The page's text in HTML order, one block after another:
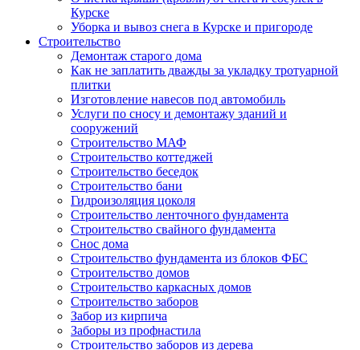
Курске
Уборка и вывоз снега в Курске и пригороде
Строительство
Демонтаж старого дома
Как не заплатить дважды за укладку тротуарной
плитки
Изготовление навесов под автомобиль
Услуги по сносу и демонтажу зданий и
сооружений
Строительство МАФ
Строительство коттеджей
Строительство беседок
Строительство бани
Гидроизоляция цоколя
Строительство ленточного фундамента
Строительство свайного фундамента
Снос дома
Строительство фундамента из блоков ФБС
Строительство домов
Строительство каркасных домов
Строительство заборов
Забор из кирпича
Заборы из профнастила
Строительство заборов из дерева